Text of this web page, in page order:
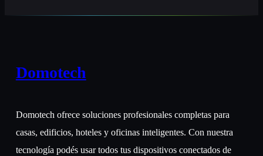
Domotech
Domotech ofrece soluciones profesionales completas para
casas, edificios, hoteles y oficinas inteligentes. Con nuestra
tecnología podés usar todos tus dispositivos conectados de